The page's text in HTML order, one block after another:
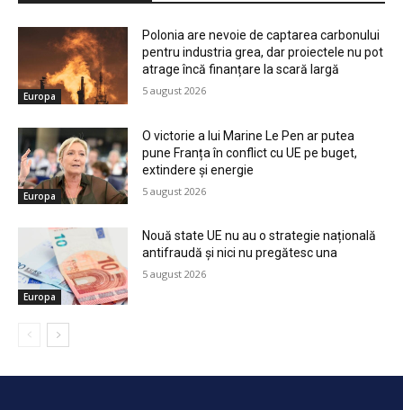
Europa
Polonia are nevoie de captarea carbonului
pentru industria grea, dar proiectele nu pot
atrage încă finanțare la scară largă
5 august 2026
Europa
O victorie a lui Marine Le Pen ar putea
pune Franța în conflict cu UE pe buget,
extindere și energie
5 august 2026
Europa
Nouă state UE nu au o strategie națională
antifraudă și nici nu pregătesc una
5 august 2026